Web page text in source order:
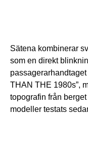
Sätena kombinerar
som en direkt
THAN THE 1980s”,
topografin från
modeller testats